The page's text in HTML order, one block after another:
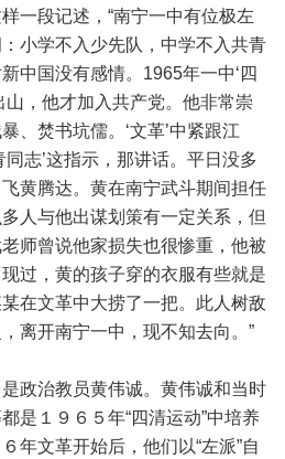
一段记述，“南宁一中有位极左
小学不入少先队，中学不入共青
中国没有感情。1965年一中‘四
山，他才加入共产党。他非常崇
、焚书坑儒。‘文革’中紧跟江
志’这指示，那讲话。平日没多
黄腾达。黄在南宁武斗期间担任
人与他出谋划策有一定关系，但
师曾说他家损失也很惨重，他被
过，黄的孩子穿的衣服有些就是
在文革中大捞了一把。此人树敌
离开南宁一中，现不知去向。”
政治教员黄伟诚。黄伟诚和当时
是１９６５年“四清运动”中培养
年文革开始后，他们以“左派”自